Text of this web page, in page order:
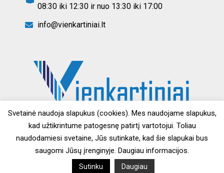
08:30 iki 12:30 ir nuo 13:30 iki 17:00
info@vienkartiniai.lt
Svetainė naudoja slapukus (cookies). Mes naudojame slapukus,
kad užtikrintume patogesnę patirtį vartotojui. Toliau
naudodamiesi svetaine, Jūs sutinkate, kad šie slapukai bus
saugomi Jūsų įrenginyje. Daugiau informacijos.
Sutinku Daugiau